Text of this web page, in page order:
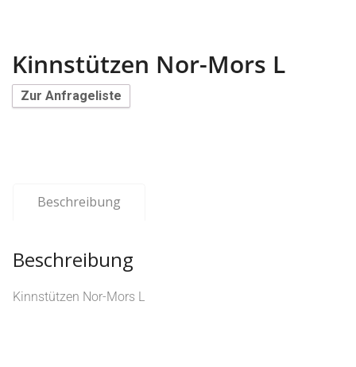
Kinnstützen Nor-Mors L
Zur Anfrageliste
Beschreibung
Beschreibung
Kinnstützen Nor-Mors L